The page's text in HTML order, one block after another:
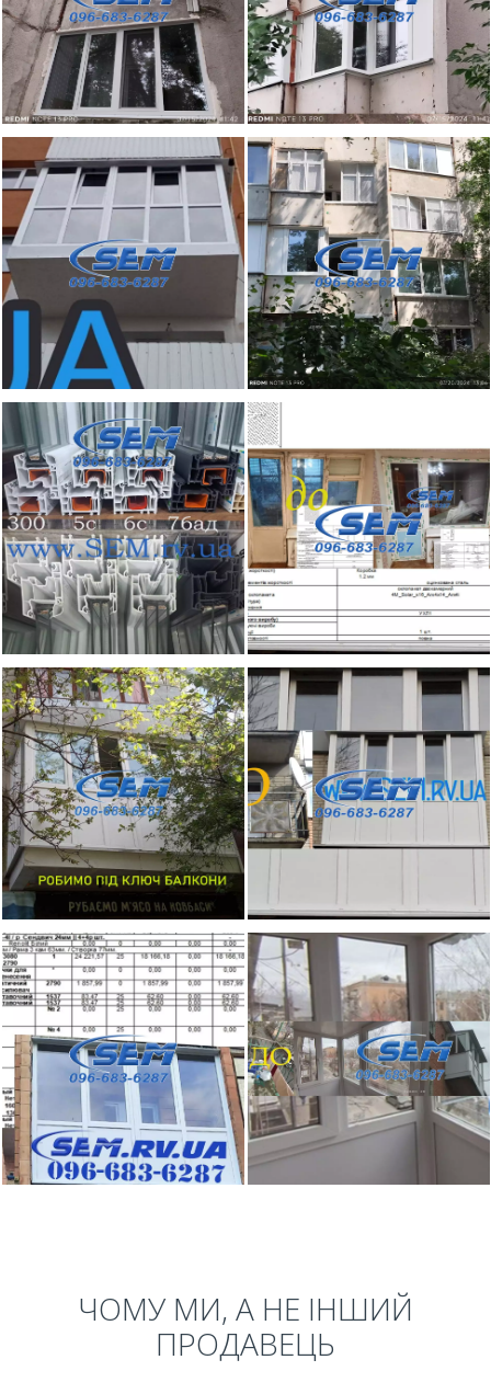
ЧОМУ МИ, А НЕ ІНШИЙ
ПРОДАВЕЦЬ